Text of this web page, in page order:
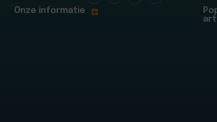
Onze informatie